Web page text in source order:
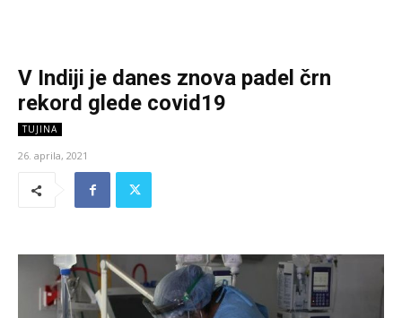
V Indiji je danes znova padel črn
rekord glede covid19
TUJINA
26. aprila, 2021